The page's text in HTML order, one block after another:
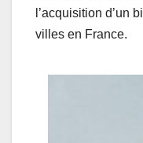
l’acquisition d’un
villes en France.